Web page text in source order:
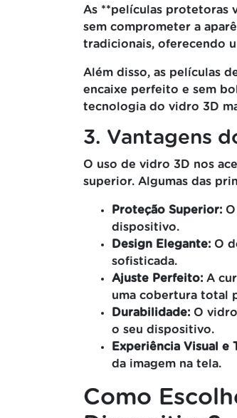
As **películas protetoras
sem comprometer a
tradicionais, oferecendo
Além disso, as películas
encaixe perfeito e sem
tecnologia do vidro 3D
3. Vantagens
O uso de vidro 3D nos
superior. Algumas das
Proteção Superior:
dispositivo.
Design Elegante: O
sofisticada.
Ajuste Perfeito: A
uma cobertura total
Durabilidade: O
o seu dispositivo.
Experiência Visual e
da imagem na tela.
Como